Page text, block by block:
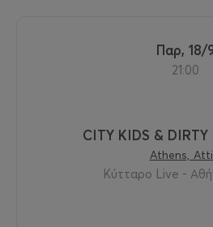
Παρ, 18/
21:00
CITY KIDS & DIRTY
Athens,
Κύτταρο Live -